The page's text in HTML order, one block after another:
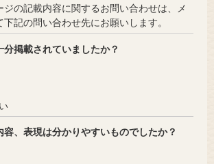
の記載内容に関するお問い合わせは、メ
記の問い合わせ先にお願いします。
分掲載されていましたか？
容、表現は分かりやすいものでしたか？